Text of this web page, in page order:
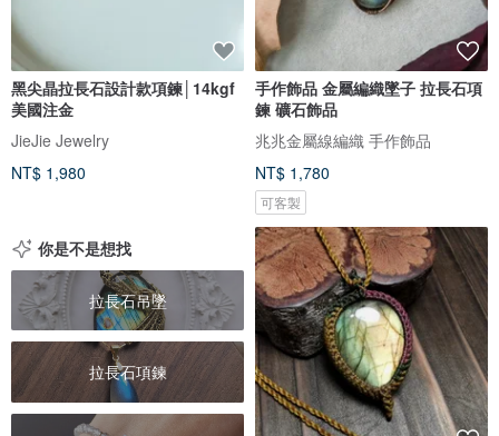
黑尖晶拉長石設計款項鍊│14kgf
美國注金
JieJie Jewelry
NT$ 1,980
手作飾品 金屬編織墜子 拉長石項
鍊 礦石飾品
兆兆金屬線編織 手作飾品
NT$ 1,780
可客製
你是不是想找
拉長石吊墜
拉長石項鍊